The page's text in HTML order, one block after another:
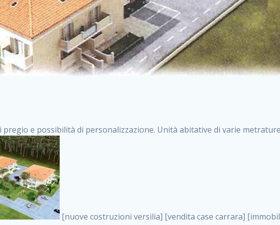
e possibilità di personalizzazione. Unità abitative di varie
[nuove costruzioni versilia] [vendita case carrara] [immobiliare massa] [case nuove toscana] [case in vendita versilia] [case nuove forte dei marmi] [case in vendita carrara] [case nuove carrara] [nuove costruzioni pietrasanta] [nuove costruzioni forte dei marmi] [immobiliare versilia] [case nuove massa] [case nuove pietrasanta] [case nuove liguria] [immobiliare forte dei marmi] [nuove costruzioni liguria] [nuove costruzioni carrara] [nuove costruzioni massa] [immobiliare carrara] case in vendita toscana [immobiliare liguria] [case in vendita massa] [vendita case massa] [vendita case versilia] [nuove costruzioni toscana] [immobiliare pietrasanta] [immobiliare toscana] [case nuove versilia] nuove costruzioni case nuove in vendita case nuove case in costruzione case nuova costruzione appartamenti nuova costruzione case in vendita nuove costruzioni terreno edificabile nuove costruzioni milano marina di carrara carrara massa massa carrara toscana versilia case in vendita a milano case in vendita a roma appartamenti nuovi in vendita vendita case milano case in vendita torino case in vendita milano case di nuova costruzione nuove costruzioni roma case in vendita roma , annunci immobiliari on line . vendita case roma vendita case torino villette nuova costruzione vendita case privati cerco casa milano vendita case impresa edile vendita case genova vendita immobili vendita case nuove cerco casa ville nuova costruzione annunci case in vendita case in vendita nuova costruzione nuove case in vendita case in vendita da privati villette a schiera cerco casa in vendita case in affitto vendita nuove costruzioni costruire case affitto affitto negozio milano cerco casa roma cerco casa nuova costruzione appartamenti in costruzione, annunci immobiliari on line . case nuove vendita case in vendita nuove case nuove milano nuove costruzioni morena case in vendita costruzioni case case in vendita tor vergata nuova annunci vendita case case in vendita milano centro, annunci immobiliari on line . vendita case nuova costruzione case in vendita privati agenzia immobiliare appartamenti di nuova costruzione ville in costruzione case in vendita a opera nuova costruzione nuove costruzioni torino, annunci immobiliari on line . appartamenti nuovi impresa edile roma trova casa costruzioni nuove appartamenti in affitto cantieri in costruzione, annunci immobiliari on line . immobiliare nuove costruzioni case in vendita dragona appartamenti in vendita siti vendita case case in vendita roma nord nuovi costruzioni ville nuove in vendita nuove costruzioni in vendita trovocasa cerco casa affitto villette in vendita nuove costruzioni immobiliari nuove costruzioni bologna toscano immobiliare palermo nuovi appartamenti vendita case dragona nuova costruzione case in vendita villaggio prenestino, annunci immobiliari on line . case in vendita dal costruttore imprese edili torino nuove costruzioni firenze immobiliare case nuove in costruzione toscano immobiliare milano, annunci immobiliari on line . casanuova case in vendita acilia dragona case in vendita di nuova costruzione case in vendita da costruttore nuove costruzioni eur case e cantieri appartamenti in vendita nuova costruzione case in vendita a dragona roma case in vendita nuove case in costruzione porta portese immobiliare appartamenti cerco casa disperatamente case in vendita torresina cascine in vendita vendita immobili roma, annunci immobiliari on line . milano nuove costruzioni morena case in vendita costruzioni edili nuove costruzioni catania visure catastali on line gratis nuove costruzioni monza case in costruzione milano, annunci immobiliari on line . nuove costruzioni boccea vendita immobili milano attico immobiliare roma vendita imprese edili bergamo impresa edile bologna case in vendita a classe appartamento nuovo nuove costruzioni pietralata case costruzione case in vendita roma sud nuove costruzioni residenziali a milano appartamenti nuova costruzione milano case in vendita boccea case in vendita morena nuove costruzioni vendita immobili privati, annunci immobiliari on line . comprare casa nuova costruzione case in vendita con leasing case in vendita ostia antica case nuova costruzione milano appartamenti nuovi milano case nuove roma nuove costruzioni bari edilizia convenzionata case in vendita a tortona villaggio prenestino case in vendita toscano immobiliare professione casa nuove costruzioni parma impresa costruzioni nuove case nuove costruzioni bergamo vendita immobili torino ville di nuova costruzione solo affitti appartamento nuovo in vendita appartamenti nuova costruzione roma case nuova costruzione roma, annunci immobiliari on line . nuove costruzioni a milano case in costruzione roma impresa di costruzioni grimaldi immobiliare costruzioni villetta nuova costruzione case in vendita da imprese edili cerco casa a acquisto casa in costruzione nuove costruzioni mare costruzioni immobiliari cantieri nuove costruzioni acquisto casa nuova costruzione nuove costruzioni padova comprare casa in costruzione impresa edile napoli nuove costruzioni pescara casa risorse immobiliari, annunci immobiliari on line . immobili in costruzione villette nuove villette nuove in vendita gabetti imprese edili verona nuove costruzioni milano sud nuovi immobili nuove costruzioni legnano, annunci immobiliari on line . cantieri nuove costruzioni milano villa nuova case vendita nuove costruzioni appartamenti in vendita nuovi immobili nuovi costruttori case imprese edili brescia nuovi appartamenti milano case in vendita selva nera casa nuova retecasa case nuova costruzione in vendita monolocale imprese edili firenze imprese edili padova frimm vendita case dragona nuove costruzioni vendita imprese edili parma imprese di costruzioni milano immobiliare toscano frimm immobiliare roma case case dal costruttore acquisto terreno agricolo imprese edili italiane roma vende casa case nuove a milano nuove costruzioni a roma imprese costruzioni roma cerco casa nuova immobili di nuova costruzione case in vendita